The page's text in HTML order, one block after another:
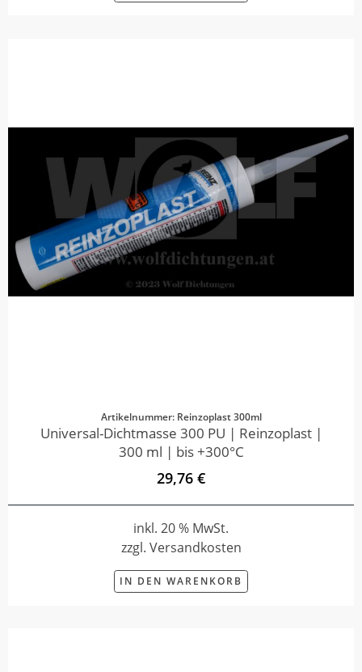
Artikelnummer: Reinzoplast 300ml
Universal-Dichtmasse 300 PU | Reinzoplast |
300 ml | bis +300°C
29,76 €
inkl. 20 % MwSt.
zzgl. Versandkosten
IN DEN WARENKORB